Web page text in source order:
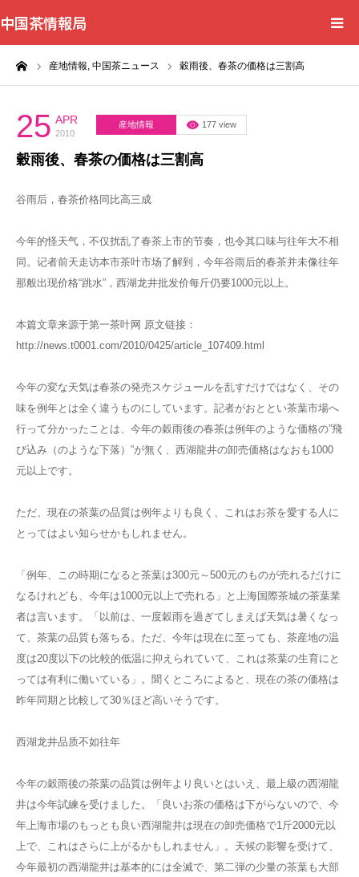
中国茶情報局
産地情報, 中国茶ニュース 穀雨後、春茶の価格は三割高
25 APR
2010
産地情報 177 view
穀雨後、春茶の価格は三割高
谷雨后，春茶价格同比高三成
今年的怪天气，不仅扰乱了春茶上市的节奏，也令其口味与往年大不相
同。记者前天走访本市茶叶市场了解到，今年谷雨后的春茶并未像往年
那般出现价格“跳水”，西湖龙井批发价每斤仍要1000元以上。
本篇文章来源于第一茶叶网 原文链接：
http://news.t0001.com/2010/0425/article_107409.html
今年の変な天気は春茶の発売スケジュールを乱すだけではなく、その
味を例年とは全く違うものにしています。記者がおととい茶葉市場へ
行って分かったことは、今年の穀雨後の春茶は例年のような価格の”飛
び込み（のような下落）”が無く、西湖龍井の卸売価格はなおも1000
元以上です。
ただ、現在の茶葉の品質は例年よりも良く、これはお茶を愛する人に
とってはよい知らせかもしれません。
「例年、この時期になると茶葉は300元～500元のものが売れるだけに
なるけれども、今年は1000元以上で売れる」と上海国際茶城の茶葉業
者は言います。「以前は、一度穀雨を過ぎてしまえば天気は暑くなっ
て、茶葉の品質も落ちる。ただ、今年は現在に至っても、茶産地の温
度は20度以下の比較的低温に抑えられていて、これは茶葉の生育にと
っては有利に働いている」。聞くところによると、現在の茶の価格は
昨年同期と比較して30％ほど高いそうです。
西湖龙井品质不如往年
今年の穀雨後の茶葉の品質は例年より良いとはいえ、最上級の西湖龍
井は今年試練を受けました。「良いお茶の価格は下がらないので、今
年上海市場のもっとも良い西湖龍井は現在の卸売価格で1斤2000元以
上で、これはさらに上がるかもしれません」。天候の影響を受けて、
今年最初の西湖龍井は基本的には全滅で、第二弾の少量の茶葉も大部
Home
News
BlogChecker
Events
Books